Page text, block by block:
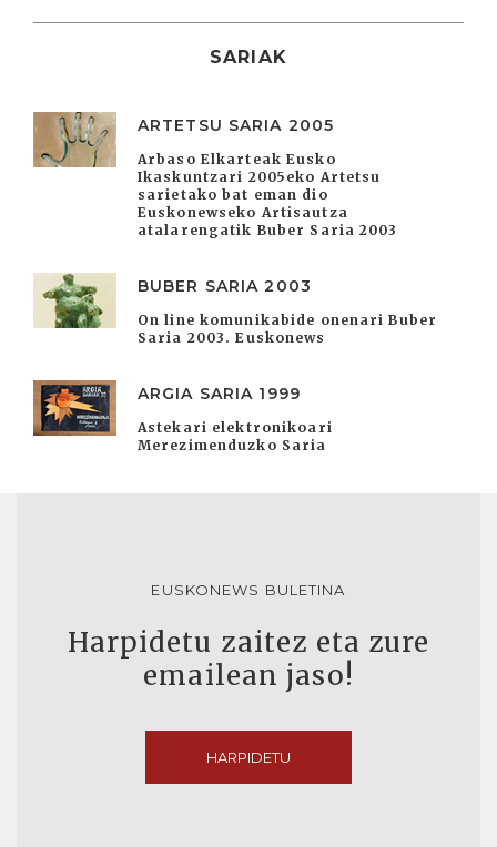
SARIAK
ARTETSU SARIA 2005
Arbaso Elkarteak Eusko
Ikaskuntzari 2005eko Artetsu
sarietako bat eman dio
Euskonewseko Artisautza
atalarengatik Buber Saria 2003
BUBER SARIA 2003
On line komunikabide onenari Buber
Saria 2003. Euskonews
ARGIA SARIA 1999
Astekari elektronikoari
Merezimenduzko Saria
EUSKONEWS BULETINA
Harpidetu zaitez eta zure
emailean jaso!
HARPIDETU